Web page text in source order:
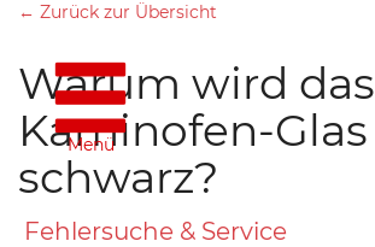
Menü
← Zurück zur Übersicht
Warum wird das
Kaminofen-Glas
schwarz?
Fehlersuche & Service